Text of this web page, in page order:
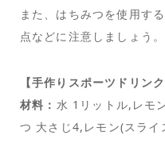
また、はちみつを使用す
点などに注意しましょう。
【手作りスポーツドリンク
材料： 水 1リットル,レモ
つ 大さじ4,レモン(スラ